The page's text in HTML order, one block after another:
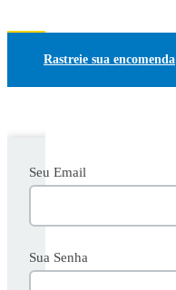
Rastreie sua encomenda
Seu Email
Sua Senha